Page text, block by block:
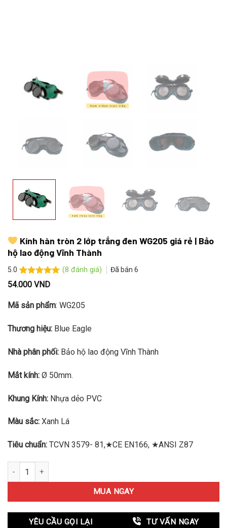
Kính hàn tròn 2 lớp trắng đen WG205 giá rẻ | Bảo
hộ lao động Vĩnh Thành
5.0
5.0trên 5
dựa trên
8
(8 đánh giá) Đã bán 6
54.000 VND
Mã sản phẩm: WG205
Thương hiệu: Blue Eagle
Nhà phân phối: Bảo hộ lao động Vĩnh Thành
Mắt kính: Ø 50mm.
Khung Kính: Nhựa dẻo PVC
Màu sắc: Xanh Lá
Tiêu chuẩn: TCVN 3579- 81,★CE EN166, ★ANSI Z87
Kính hàn tròn 2 lớp trắng đen WG205 số lượng
MUA NGAY
YÊU CẦU GỌI LẠI TƯ VẤN NGAY